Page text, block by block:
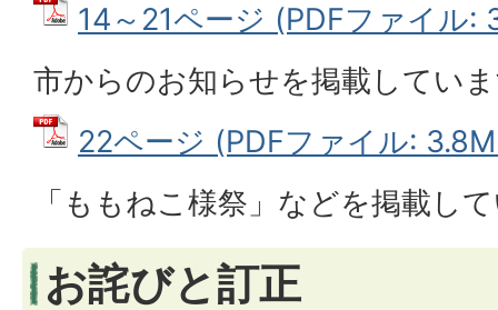
14～21ページ (PDFファイル:
市からのお知らせを掲載してい
22ページ (PDFファイル:
「ももねこ様祭」などを掲載し
お詫びと訂正